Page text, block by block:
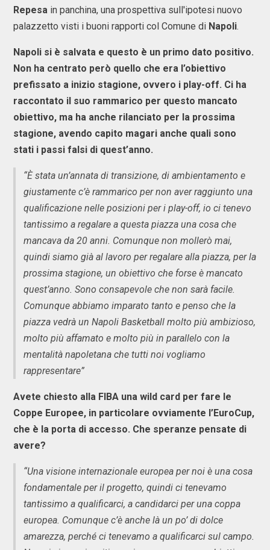
Repesa in panchina, una prospettiva sull'ipotesi nuovo
palazzetto visti i buoni rapporti col Comune di Napoli.
Napoli si è salvata e questo è un primo dato positivo.
Non ha centrato però quello che era l’obiettivo
prefissato a inizio stagione, ovvero i play-off. Ci ha
raccontato il suo rammarico per questo mancato
obiettivo, ma ha anche rilanciato per la prossima
stagione, avendo capito magari anche quali sono
stati i passi falsi di quest’anno.
“È stata un’annata di transizione, di ambientamento e
giustamente c’è rammarico per non aver raggiunto una
qualificazione nelle posizioni per i play-off, io ci tenevo
tantissimo a regalare a questa piazza una cosa che
mancava da 20 anni. Comunque non mollerò mai,
quindi siamo già al lavoro per regalare alla piazza, per la
prossima stagione, un obiettivo che forse è mancato
quest’anno. Sono consapevole che non sarà facile.
Comunque abbiamo imparato tanto e penso che la
piazza vedrà un Napoli Basketball molto più ambizioso,
molto più affamato e molto più in parallelo con la
mentalità napoletana che tutti noi vogliamo
rappresentare”
Avete chiesto alla FIBA una wild card per fare le
Coppe Europee, in particolare ovviamente l’EuroCup,
che è la porta di accesso. Che speranze pensate di
avere?
“Una visione internazionale europea per noi è una cosa
fondamentale per il progetto, quindi ci tenevamo
tantissimo a qualificarci, a candidarci per una coppa
europea. Comunque c’è anche là un po’ di dolce
amarezza, perché ci tenevamo a qualificarci sul campo.